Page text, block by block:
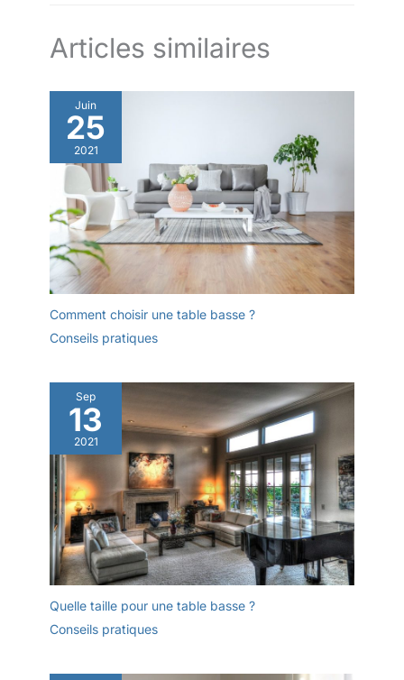
Articles similaires
Juin
25
2021
Comment choisir une table basse ?
Conseils pratiques
Sep
13
2021
Quelle taille pour une table basse ?
Conseils pratiques